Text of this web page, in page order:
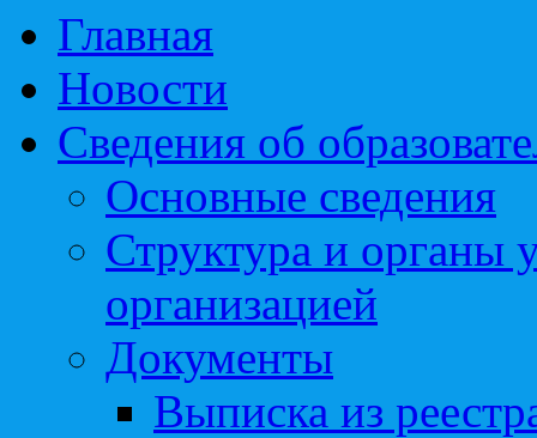
Главная
Новости
Сведения об
Основные сведения
Структура и органы
организацией
Документы
Выписка из